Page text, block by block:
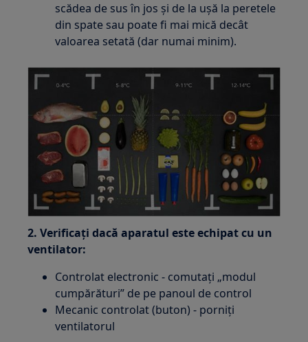
scădea de sus în jos și de la ușă la peretele
din spate sau poate fi mai mică decât
valoarea setată (dar numai minim).
2. Verificați dacă aparatul este echipat cu un
ventilator:
Controlat electronic - comutați „modul
cumpărături” de pe panoul de control
Mecanic controlat (buton) - porniți
ventilatorul